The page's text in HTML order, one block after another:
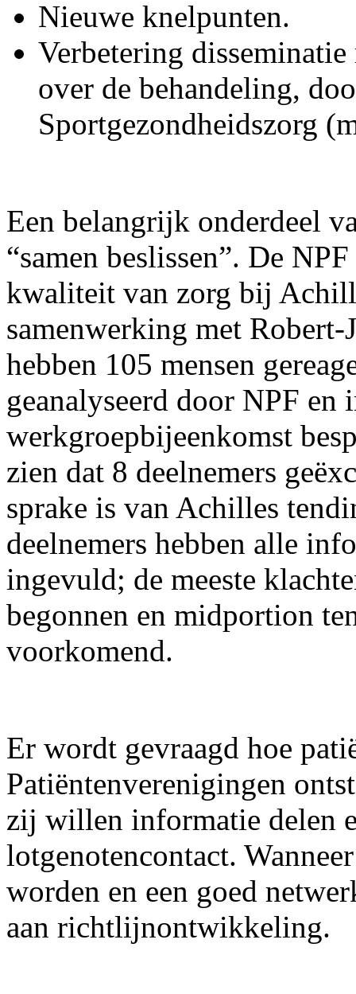
Nieuwe knelpunten.
Verbetering
over de behandeling,
Sportgezondheidszorg
Een belangrijk onderdeel
“samen beslissen”. De
kwaliteit van zorg bij
samenwerking met
hebben 105 mensen
geanalyseerd door NPF en
werkgroepbijeenkomst
zien dat 8 deelnemers
sprake is van Achilles
deelnemers hebben alle
ingevuld; de meeste
begonnen en midportion
voorkomend.
Er wordt gevraagd hoe
Patiëntenverenigingen
zij willen informatie delen
lotgenotencontact.
worden en een goed
aan richtlijnontwikkeling.